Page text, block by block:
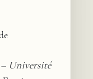
Université